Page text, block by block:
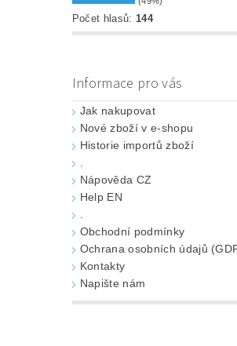
Počet hlasů: 144
Informace pro vás
Jak nakupovat
Nové zboží v e-shopu
Historie importů zboží
Nápověda CZ
Help EN
Obchodní podmínky
Ochrana osobních údajů
Kontakty
Napište nám